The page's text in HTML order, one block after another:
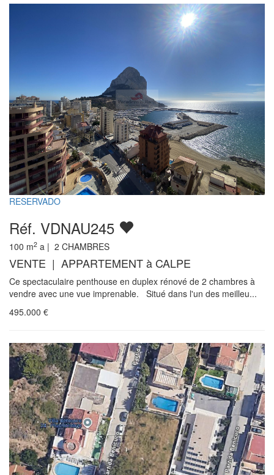
RESERVADO
Réf. VDNAU245
100 m2 a | 2 CHAMBRES
VENTE | APPARTEMENT à CALPE
Ce spectaculaire penthouse en duplex rénové de 2 chambres à
vendre avec une vue imprenable. Situé dans l'un des meilleu...
495.000 €